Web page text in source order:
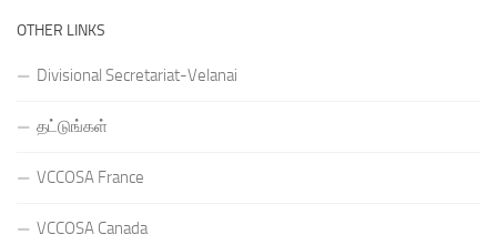
OTHER LINKS
Divisional Secretariat-Velanai
தட்டுங்கள்
VCCOSA France
VCCOSA Canada